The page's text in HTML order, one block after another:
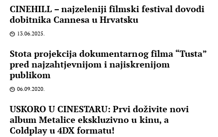
CINEHILL – najzeleniji filmski festival dovodi
dobitnika Cannesa u Hrvatsku
13.06.2025.
Stota projekcija dokumentarnog filma “Tusta”
pred najzahtjevnijom i najiskrenijom
publikom
06.09.2020.
USKORO U CINESTARU: Prvi doživite novi
album Metalice ekskluzivno u kinu, a
Coldplay u 4DX formatu!